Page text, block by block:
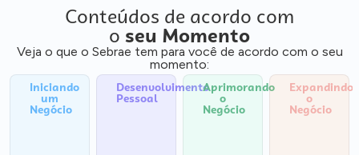
Conteúdos de acordo com
o seu Momento
Veja o que o Sebrae tem para você de acordo com o seu
momento:
Iniciando
um
Negócio
Desenvolvimento
Pessoal
Aprimorando
o
Negócio
Expandindo
o
Negócio